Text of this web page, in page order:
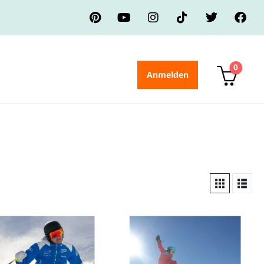
Anmelden
0